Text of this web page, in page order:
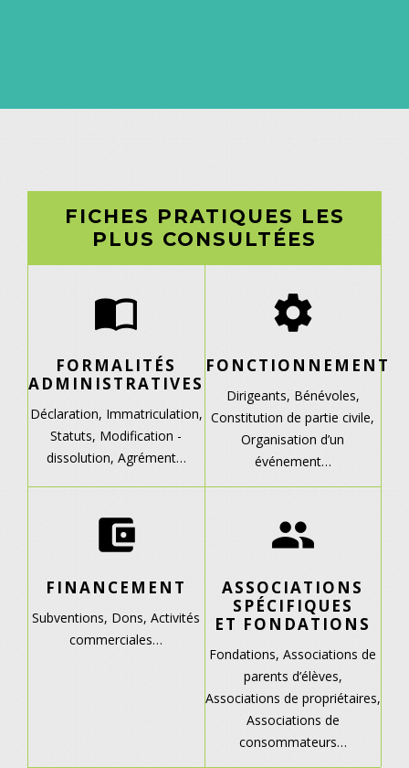
FICHES PRATIQUES LES
PLUS CONSULTÉES
import_contacts
FORMALITÉS
ADMINISTRATIVES
Déclaration, Immatriculation,
Statuts, Modification -
dissolution, Agrément…
settings
FONCTIONNEMENT
Dirigeants, Bénévoles,
Constitution de partie civile,
Organisation d’un
événement…
account_balance_wallet
FINANCEMENT
Subventions, Dons,Activités
commerciales…
group
ASSOCIATIONS
SPÉCIFIQUES
ET FONDATIONS
Fondations,Associations de
parents d’élèves,
Associations de propriétaires,
Associations de
consommateurs…